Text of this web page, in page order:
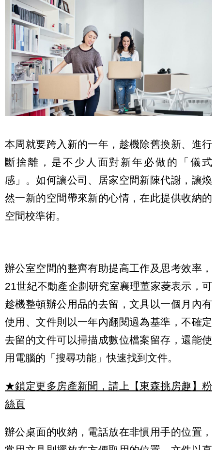
本周就要跨入新的一年，趁機除舊換新、進行
斷捨離，是不少人面對新年必做的「儀式
感」。如何讓公司、居家空間新陳代謝，讓煥
然一新的空間帶來新的心情，在此提供收納的
空間校準術。
辦公室空間的整齊有助提高工作及思考效率，
21世紀不動產企劃研究室襄理董家菱表示，可
趁機整頓辦公用品的去留，文具以一個月內有
使用、文件則以一年內翻閱過為基準，不確定
去留的文件可以掃描成數位檔案留存，還能使
用電腦的「搜尋功能」快速找到文件。
★鎖定更多房產新聞，請上【東森挑房趣】粉
絲頁
辦公桌面的收納，電話放在非慣用手的位置，